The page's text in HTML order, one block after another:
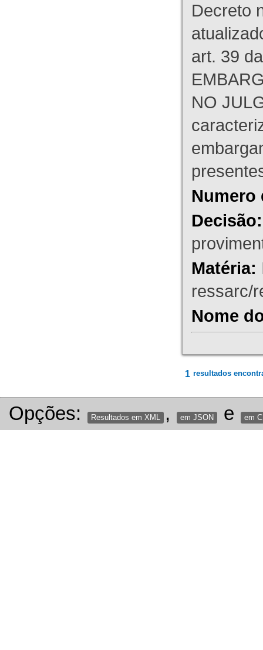
Decreto
art. 39
NO
Numero
Decisão:
Matéria:
ressarc/
Nome
1 resultados
Opções: Resultados em XML , em JSON e em